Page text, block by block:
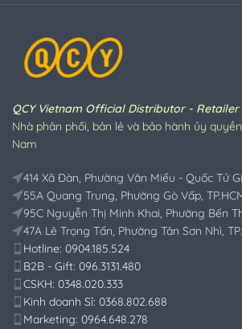
QCY Vietnam Official Distributor -
Nhà phân phối, bản lẻ và bảo hành ủy
Nam
414 Xã Đàn, Phường Văn Miếu - Quốc Tử
55A Quang Trung, Phường Gò Vấp,
95C Nguyễn Thị Minh Khai, Phường Bến
47A Lê Trọng Tấn, Phường Tân Sơn Nhì,
Hotline: 0904.185.524
B2B - Gift: 096.3131.480
CSKH: 0348.020.333
Kinh doanh Sỉ: 0368.802.688
Marketing: 0964.648.278